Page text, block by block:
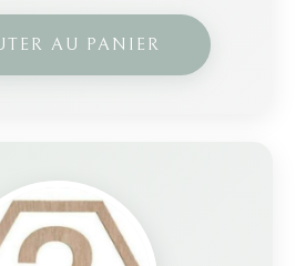
AU PANIER